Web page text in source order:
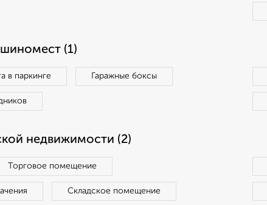
(1)
в паркинге Гаражные боксы
недвижимости (2)
Торговое помещение
Складское помещение